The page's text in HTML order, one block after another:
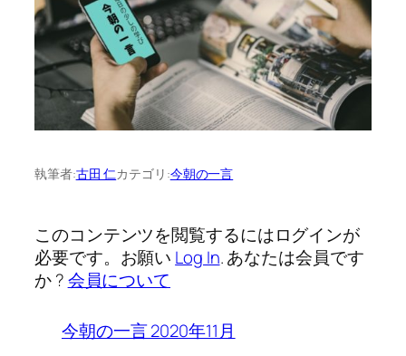
執筆者:古田 仁カテゴリ:今朝の一言
このコンテンツを閲覧するにはログインが
必要です。お願い Log In. あなたは会員です
か ?会員について
今朝の一言 2020年11月